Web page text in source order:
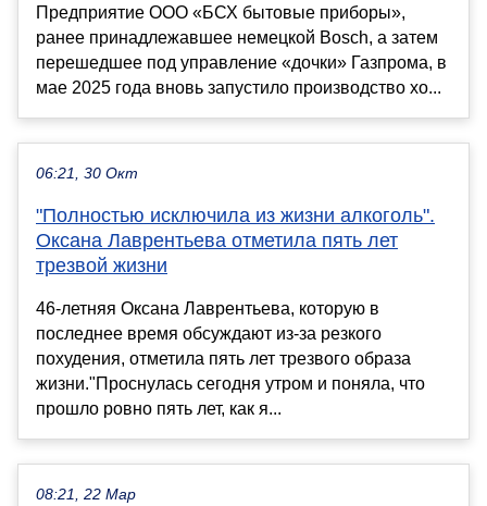
Предприятие ООО «БСХ бытовые приборы»,
ранее принадлежавшее немецкой Bosch, а затем
перешедшее под управление «дочки» Газпрома, в
мае 2025 года вновь запустило производство хо...
06:21, 30 Окт
"Полностью исключила из жизни алкоголь".
Оксана Лаврентьева отметила пять лет
трезвой жизни
46-летняя Оксана Лаврентьева, которую в
последнее время обсуждают из-за резкого
похудения, отметила пять лет трезвого образа
жизни."Проснулась сегодня утром и поняла, что
прошло ровно пять лет, как я...
08:21, 22 Мар